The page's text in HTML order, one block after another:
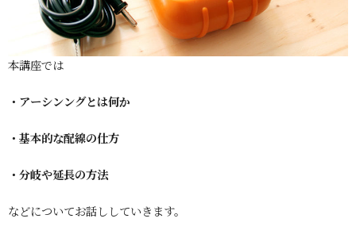
本講座では
・アーシンングとは何か
・基本的な配線の仕方
・分岐や延長の方法
などについてお話ししていきます。